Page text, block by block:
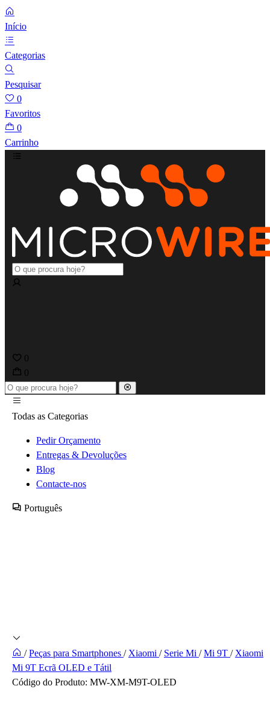
Início
Categorias
Pesquisar
0
Favoritos
0
Carrinho
0
0
Todas as Categorias
Pedir Orçamento
Entregas & Devoluções
Blog
Contacte-nos
Português
/ Peças para Smartphones / Xiaomi / Serie Mi / Mi 9T / Xiaomi
Mi 9T Ecrã OLED e Tátil
Código do Produto: MW-XM-M9T-OLED